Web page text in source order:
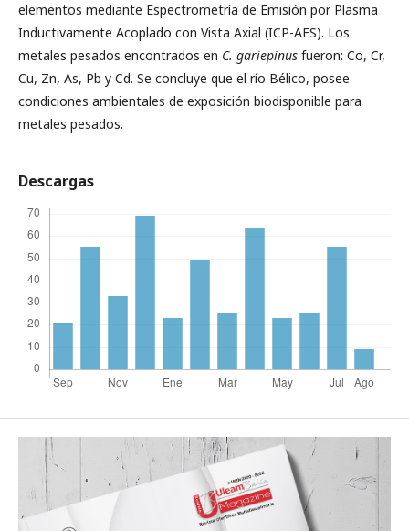
elementos mediante Espectrometría de Emisión por Plasma
Inductivamente Acoplado con Vista Axial (ICP-AES). Los
metales pesados encontrados en C. gariepinus fueron: Co, Cr,
Cu, Zn, As, Pb y Cd. Se concluye que el río Bélico, posee
condiciones ambientales de exposición biodisponible para
metales pesados.
Descargas